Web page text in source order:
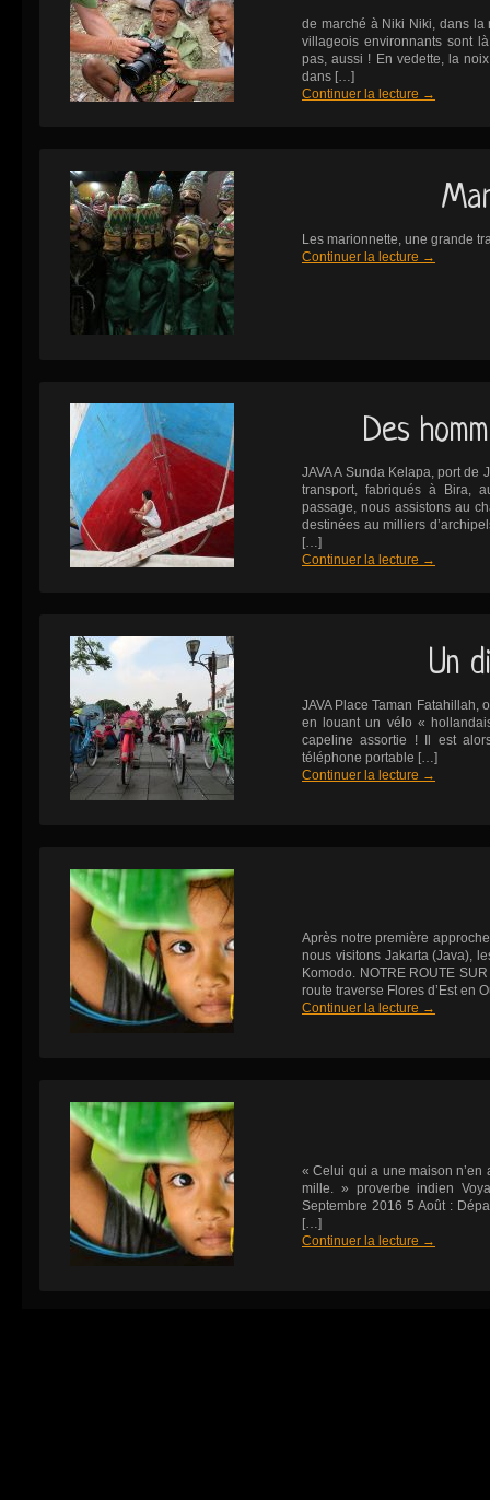
de marché à Niki Niki, dans la
villageois environnants sont
pas, aussi ! En vedette, la
dans […]
Continuer la lecture →
Les marionnette, une grande
Continuer la lecture →
Des
JAVA A Sunda Kelapa, port de
transport, fabriqués à Bira,
passage, nous assistons au
destinées au milliers
[…]
Continuer la lecture →
Un
JAVA Place Taman Fatahillah,
en louant un vélo «
capeline assortie ! Il est
téléphone portable […]
Continuer la lecture →
Après notre première
nous visitons Jakarta (Java),
Komodo. NOTRE ROUTE
route traverse Flores d’Est en
Continuer la lecture →
« Celui qui a une maison n’en
mille. » proverbe indien
Septembre 2016 5 Août :
[…]
Continuer la lecture →